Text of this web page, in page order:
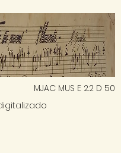
MJAC MUS E 2.2 D 50